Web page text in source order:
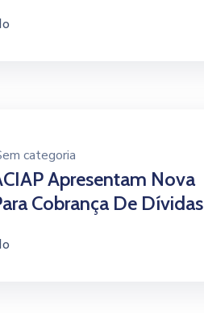
categoria
Apresentam Nova
Cobrança De Dívidas